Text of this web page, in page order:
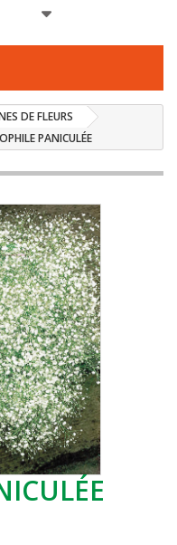
DE FLEURS
PANICULÉE